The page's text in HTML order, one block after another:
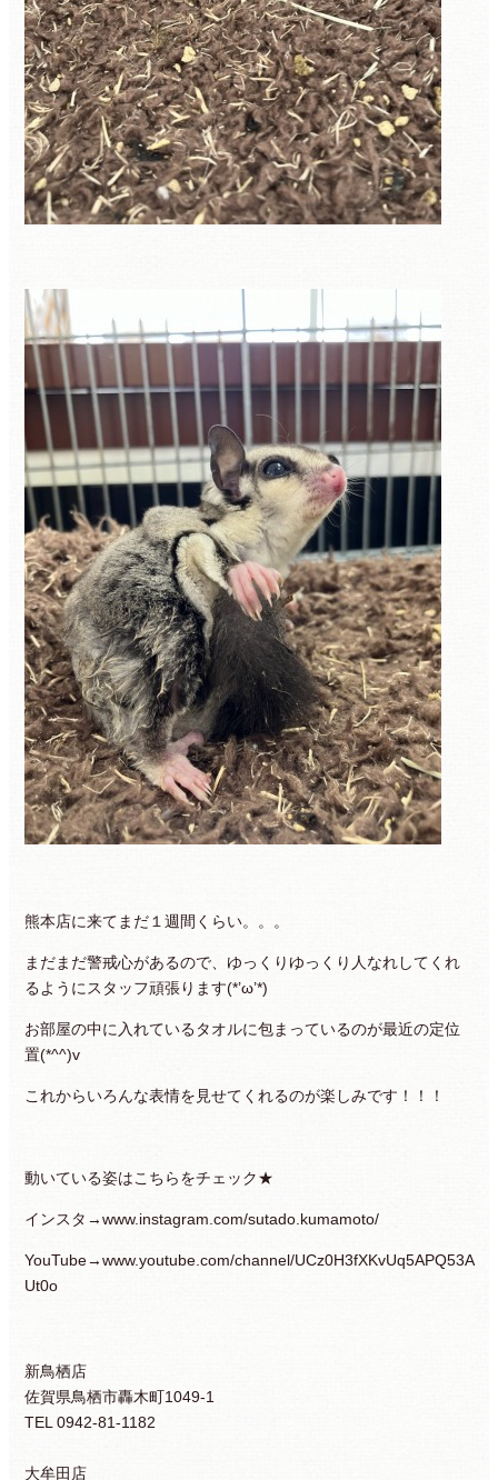
熊本店に来てまだ１週間くらい。。。
まだまだ警戒心があるので、ゆっくりゆっくり人なれしてくれ
るようにスタッフ頑張ります(*’ω’*)
お部屋の中に入れているタオルに包まっているのが最近の定位
置(*^^)v
これからいろんな表情を見せてくれるのが楽しみです！！！
動いている姿はこちらをチェック★
インスタ→www.instagram.com/sutado.kumamoto/
YouTube→www.youtube.com/channel/UCz0H3fXKvUq5APQ53A
Ut0o
新鳥栖店
佐賀県鳥栖市轟木町1049-1
TEL 0942-81-1182
大牟田店